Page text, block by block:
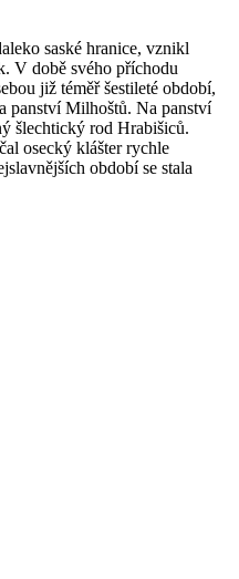
saské hranice, vznikl
V době svého příchodu
již téměř šestileté období,
panství Milhoštů. Na panství
šlechtický rod Hrabišiců.
osecký klášter rychle
období se stala